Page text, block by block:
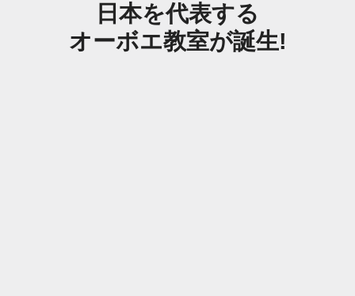
日本を代表する
オーボエ教室が誕生!